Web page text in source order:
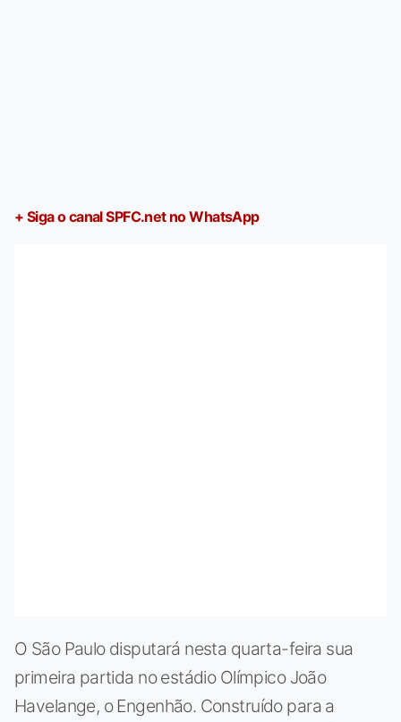
+ Siga o canal SPFC.net no WhatsApp
O São Paulo disputará nesta quarta-feira sua
primeira partida no estádio Olímpico João
Havelange, o Engenhão. Construído para a